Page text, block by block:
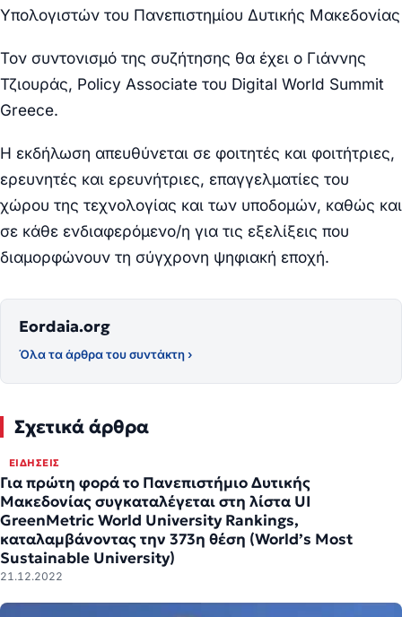
Υπολογιστών του Πανεπιστημίου Δυτικής Μακεδονίας
Τον συντονισμό της συζήτησης θα έχει ο Γιάννης
Τζιουράς, Policy Associate του Digital World Summit
Greece.
Η εκδήλωση απευθύνεται σε φοιτητές και φοιτήτριες,
ερευνητές και ερευνήτριες, επαγγελματίες του
χώρου της τεχνολογίας και των υποδομών, καθώς και
σε κάθε ενδιαφερόμενο/η για τις εξελίξεις που
διαμορφώνουν τη σύγχρονη ψηφιακή εποχή.
Eordaia.org
Όλα τα άρθρα του συντάκτη ›
Σχετικά άρθρα
ΕΙΔΉΣΕΙΣ
Για πρώτη φορά το Πανεπιστήμιο Δυτικής
Μακεδονίας συγκαταλέγεται στη λίστα UI
GreenMetric World University Rankings,
καταλαμβάνοντας την 373η θέση (World’s Most
Sustainable University)
21.12.2022